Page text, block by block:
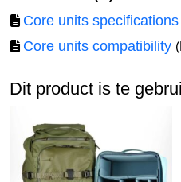
Core units specifications
Core units compatibility
Dit product is te